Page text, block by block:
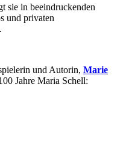
sie in beeindruckenden
und privaten
und Autorin, Marie
Jahre Maria Schell: